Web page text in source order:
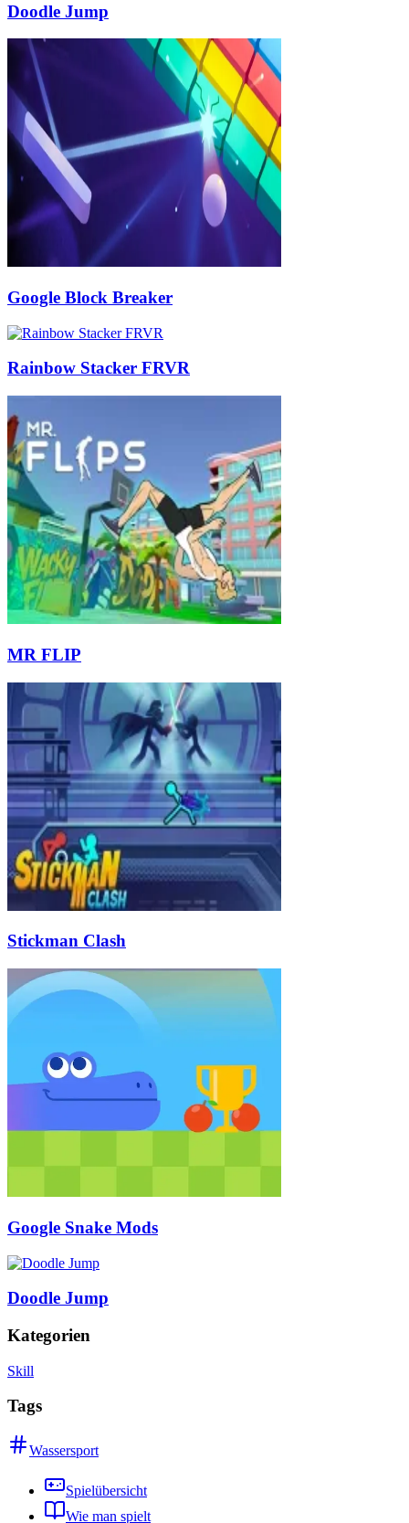
Doodle Jump
Google Block Breaker
Rainbow Stacker FRVR
MR FLIP
Stickman Clash
Google Snake Mods
Doodle Jump
Kategorien
Skill
Tags
Wassersport
Spielübersicht
Wie man spielt